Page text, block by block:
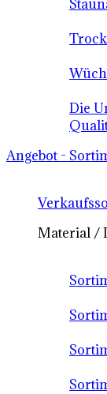
Die
Angebot -
Material /